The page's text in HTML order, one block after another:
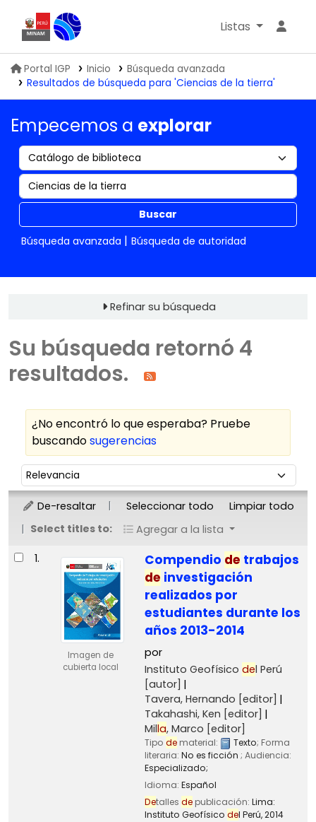
Biblioteca IGP
Listas
Portal IGP Inicio
Búsqueda avanzada
Resultados de búsqueda para 'Ciencias de la tierra'
Empecemos a explorar
Buscar
Búsqueda avanzada
Búsqueda de autoridad
Refinar su búsqueda
Su búsqueda retornó 4
resultados.
¿No encontró lo que esperaba? Pruebe
buscandosugerencias
Ordenar
Ordenar por:
De-resaltar Seleccionar todo
Limpiar todo
Select titles to:
Agregar a la lista
Resultados
1.
Imagen de
cubierta local
Compendio de trabajos
de investigación
realizados por
estudiantes durante los
años 2013-2014
por
Instituto Geofísico del Perú
[autor]
Tavera, Hernando [editor]
Takahashi, Ken [editor]
Milla, Marco [editor]
Tipo dematerial: Texto; Forma
literaria: No es ficción ; Audiencia:
Especializado;
Idioma: Español
Detalles depublicación: Lima:
Instituto Geofísico del Perú,2014